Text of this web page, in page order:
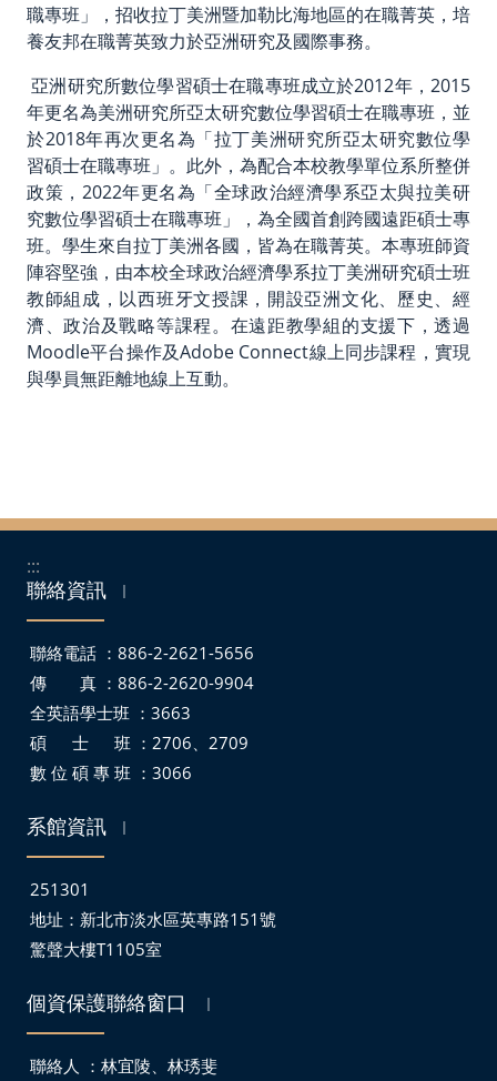
職專班」，招收拉丁美洲暨加勒比海地區的在職菁英，培
養友邦在職菁英致力於亞洲研究及國際事務。
亞洲研究所數位學習碩士在職專班成立於2012年，2015
年更名為美洲研究所亞太研究數位學習碩士在職專班，並
於2018年再次更名為「拉丁美洲研究所亞太研究數位學
習碩士在職專班」。此外，為配合本校教學單位系所整併
政策，2022年更名為「全球政治經濟學系亞太與拉美研
究數位學習碩士在職專班」，為全國首創跨國遠距碩士專
班。學生來自拉丁美洲各國，皆為在職菁英。本專班師資
陣容堅強，由本校全球政治經濟學系拉丁美洲研究碩士班
教師組成，以西班牙文授課，開設亞洲文化、歷史、經
濟、政治及戰略等課程。在遠距教學組的支援下，透過
Moodle平台操作及Adobe Connect線上同步課程，實現
與學員無距離地線上互動。
:::
聯絡資訊 ｜
聯絡電話 ：886-2-2621-5656
傳 真 ：886-2-2620-9904
全英語學士班 ：3663
碩 士 班 ：2706、2709
數 位 碩 專 班 ：3066
系館資訊 ｜
251301
地址： 新北市淡水區英專路151號
驚聲大樓T1105室
個資保護聯絡窗口 ｜
聯絡人 ：林宜陵、林琇斐